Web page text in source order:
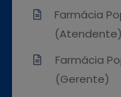
Farmácia
(Atendente)
Farmácia
(Gerente)